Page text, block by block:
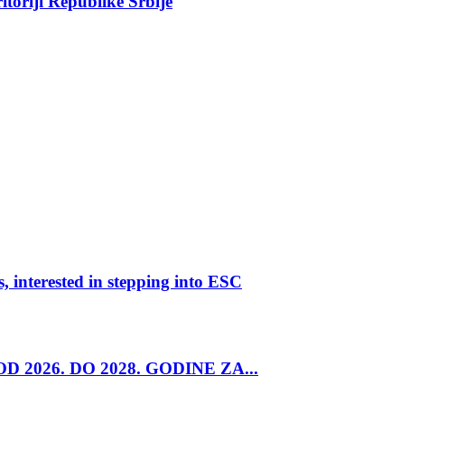
interested in stepping into ESC
2026. DO 2028. GODINE ZA...